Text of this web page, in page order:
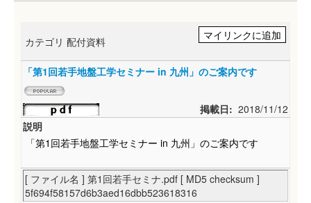
カテゴリ 配付資料
「第1回若手地盤工学セミナー in 九州」のご案内です
掲載日: 2018/11/12
説明
「第1回若手地盤工学セミナー in 九州」のご案内です
[ ファイル名 ] 第1回若手セミナ.pdf [ MD5 checksum ]
5f694f58157d6b3aed16dbb523618316